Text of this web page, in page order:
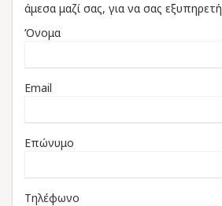
άμεσα μαζί σας, για να σας
Όνομα
Email
Επώνυμο
Τηλέφωνο